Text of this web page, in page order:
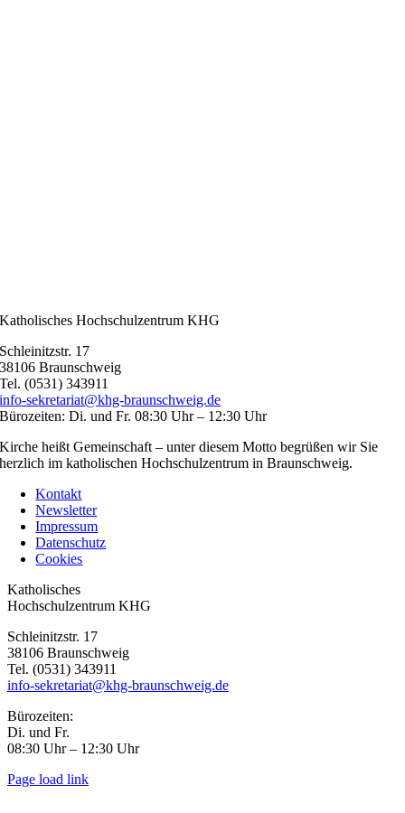
Katholisches Hochschulzentrum KHG
Schleinitzstr. 17
38106 Braunschweig
Tel. (0531) 343911
info-sekretariat@khg-braunschweig.de
Bürozeiten: Di. und Fr. 08:30 Uhr – 12:30 Uhr
Kirche heißt Gemeinschaft – unter diesem Motto begrüßen wir Sie
herzlich im katholischen Hochschulzentrum in Braunschweig.
Kontakt
Newsletter
Impressum
Datenschutz
Cookies
Toggle
Sliding
Area
Katholisches
Hochschulzentrum KHG
Schleinitzstr. 17
38106 Braunschweig
Tel. (0531) 343911
info-sekretariat@khg-braunschweig.de
Bürozeiten:
Di. und Fr.
08:30 Uhr – 12:30 Uhr
Page load link